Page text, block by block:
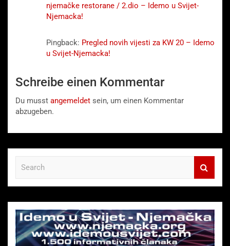
njemačke restorane / 2.dio – Idemo u Svijet-
Njemacka!
Pingback: Pregled novih vijesti za KW 20 – Idemo
u Svijet-Njemacka!
Schreibe einen Kommentar
Du musst angemeldet sein, um einen Kommentar
abzugeben.
c
h